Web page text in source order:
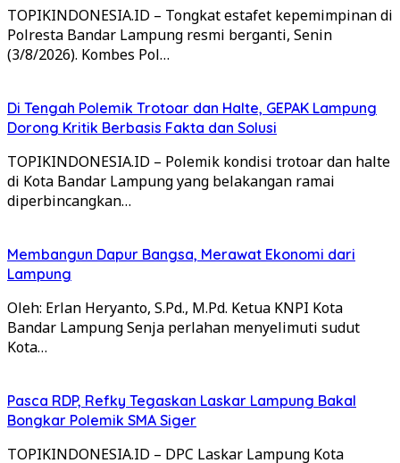
TOPIKINDONESIA.ID – Tongkat estafet kepemimpinan di
Polresta Bandar Lampung resmi berganti, Senin
(3/8/2026). Kombes Pol…
Di Tengah Polemik Trotoar dan Halte, GEPAK Lampung
Dorong Kritik Berbasis Fakta dan Solusi
TOPIKINDONESIA.ID – Polemik kondisi trotoar dan halte
di Kota Bandar Lampung yang belakangan ramai
diperbincangkan…
Membangun Dapur Bangsa, Merawat Ekonomi dari
Lampung
Oleh: Erlan Heryanto, S.Pd., M.Pd. Ketua KNPI Kota
Bandar Lampung Senja perlahan menyelimuti sudut
Kota…
Pasca RDP, Refky Tegaskan Laskar Lampung Bakal
Bongkar Polemik SMA Siger
TOPIKINDONESIA.ID – DPC Laskar Lampung Kota